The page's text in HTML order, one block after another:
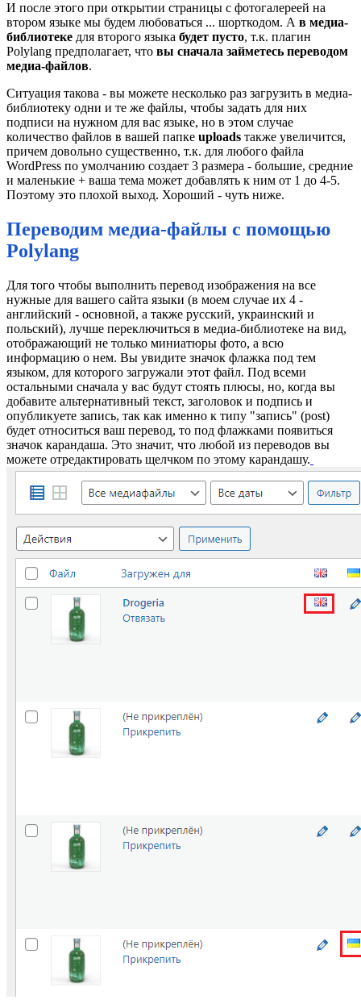
И после этого при открытии страницы с фотогалереей на
втором языке мы будем любоваться ... шорткодом. А в медиа-
библиотеке для второго языка будет пусто, т.к. плагин
Polylang предполагает, что вы сначала займетесь переводом
медиа-файлов.
Ситуация такова - вы можете несколько раз загрузить в медиа-
библиотеку одни и те же файлы, чтобы задать для них
подписи на нужном для вас языке, но в этом случае
количество файлов в вашей папке uploads также увеличится,
причем довольно существенно, т.к. для любого файла
WordPress по умолчанию создает 3 размера - большие, средние
и маленькие + ваша тема может добавлять к ним от 1 до 4-5.
Поэтому это плохой выход. Хороший - чуть ниже.
Переводим медиа-файлы с помощью
Polylang
Для того чтобы выполнить перевод изображения на все
нужные для вашего сайта языки (в моем случае их 4 -
английский - основной, а также русский, украинский и
польский), лучше переключиться в медиа-библиотеке на вид,
отображающий не только миниатюры фото, а всю
информацию о нем. Вы увидите значок флажка под тем
языком, для которого загружали этот файл. Под всеми
остальными сначала у вас будут стоять плюсы, но, когда вы
добавите альтернативный текст, заголовок и подпись и
опубликуете запись, так как именно к типу "запись" (post)
будет относиться ваш перевод, то под флажками появиться
значок карандаша. Это значит, что любой из переводов вы
можете отредактировать щелчком по этому карандашу.